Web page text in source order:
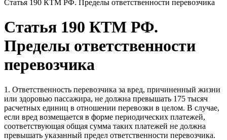
Статья 190 КТМ РФ. Пределы ответственности перевозчика
Статья 190 КТМ РФ.
Пределы ответственности
перевозчика
1. Ответственность перевозчика за вред, причиненный жизни
или здоровью пассажира, не должна превышать 175 тысяч
расчетных единиц в отношении перевозки в целом. В случае,
если вред возмещается в форме периодических платежей,
соответствующая общая сумма таких платежей не должна
превышать указанный предел ответственности перевозчика.